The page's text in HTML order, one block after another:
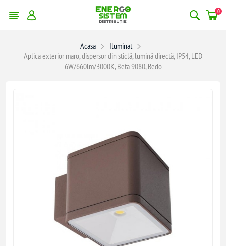
0
Acasa
Iluminat
Aplica exterior maro, dispersor din sticlă, lumină directă, IP54, LED
6W/660lm/3000K, Beta 9080, Redo